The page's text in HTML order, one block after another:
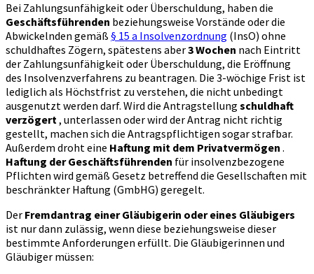
Bei Zahlungsunfähigkeit oder Überschuldung, haben die
Geschäftsführenden beziehungsweise Vorstände oder die
Abwickelnden gemäß § 15 a Insolvenzordnung (InsO) ohne
schuldhaftes Zögern, spätestens aber3 Wochen nach Eintritt
der Zahlungsunfähigkeit oder Überschuldung, die Eröffnung
des Insolvenzverfahrens zu beantragen. Die 3-wöchige Frist ist
lediglich als Höchstfrist zu verstehen, die nicht unbedingt
ausgenutzt werden darf. Wird die Antragstellung schuldhaft
verzögert, unterlassen oder wird der Antrag nicht richtig
gestellt, machen sich die Antragspflichtigen sogar strafbar.
Außerdem droht eine Haftung mit dem Privatvermögen .
Haftung der Geschäftsführenden für insolvenzbezogene
Pflichten wird gemäß Gesetz betreffend die Gesellschaften mit
beschränkter Haftung (GmbHG) geregelt.
Der Fremdantrag einer Gläubigerin oder eines Gläubigers
ist nur dann zulässig, wenn diese beziehungsweise dieser
bestimmte Anforderungen erfüllt. Die Gläubigerinnen und
Gläubiger müssen: